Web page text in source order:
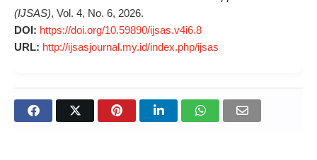
(IJSAS), Vol. 4, No. 6, 2026.
DOI: https://doi.org/10.59890/ijsas.v4i6.8
URL: http://ijsasjournal.my.id/index.php/ijsas